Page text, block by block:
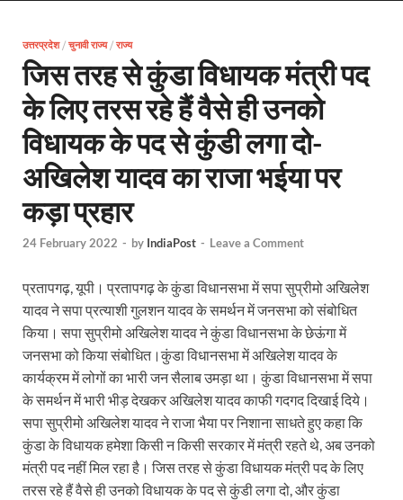
Bharat Tex 2026: टेक्सटाइल निवेश के प्रमुख गंतव्य के
Shri Ram Mandir: श्रीराम मंदिर चढ़ावा चोरी के
CM Yogi Barabanki Visit: मुख्यमंत्री योगी आदित्यनाथ
The Kshitij Show: द क्षितिज शो में पहुंचे जुयाल और
Shri Kashi Vishwanath Mandir: उत्तरकाशी में CM
Dr.Teejan Bai: विश्वविख्यात पंडवानी गायिका, पद्म
Khatipura Mega Coach Care Terminal: खातीपुरा में
Sundarpura Railway Station: खाटू श्याम जी के भक्तो
Jan-Jan Ki Sarkar Abhiyan: 4 जुलाई से फिर शुरु होगा
आ गई यूपी बीजेपी संगठन की लिस्ट, देखिए कौन-कौन है इस
उत्तरप्रदेश/ चुनावी राज्य/ राज्य
जिस तरह से कुंडा विधायक मंत्री पद
के लिए तरस रहे हैं वैसे ही उनको
विधायक के पद से कुंडी लगा दो-
अखिलेश यादव का राजा भईया पर
कड़ा प्रहार
24 February 2022 - by IndiaPost - Leave a Comment
प्रतापगढ़, यूपी। प्रतापगढ़ के कुंडा विधानसभा में सपा सुप्रीमो अखिलेश
यादव ने सपा प्रत्याशी गुलशन यादव के समर्थन में जनसभा को संबोधित
किया। सपा सुप्रीमो अखिलेश यादव ने कुंडा विधानसभा के छेऊंगा में
जनसभा को किया संबोधित।कुंडा विधानसभा में अखिलेश यादव के
कार्यक्रम में लोगों का भारी जन सैलाब उमड़ा था। कुंडा विधानसभा में सपा
के समर्थन में भारी भीड़ देखकर अखिलेश यादव काफी गदगद दिखाई दिये।
सपा सुप्रीमो अखिलेश यादव ने राजा भैया पर निशाना साधते हुए कहा कि
कुंडा के विधायक हमेशा किसी न किसी सरकार में मंत्री रहते थे, अब उनको
मंत्री पद नहीं मिल रहा है। जिस तरह से कुंडा विधायक मंत्री पद के लिए
तरस रहे हैं वैसे ही उनको विधायक के पद से कुंडी लगा दो, और कुंडा